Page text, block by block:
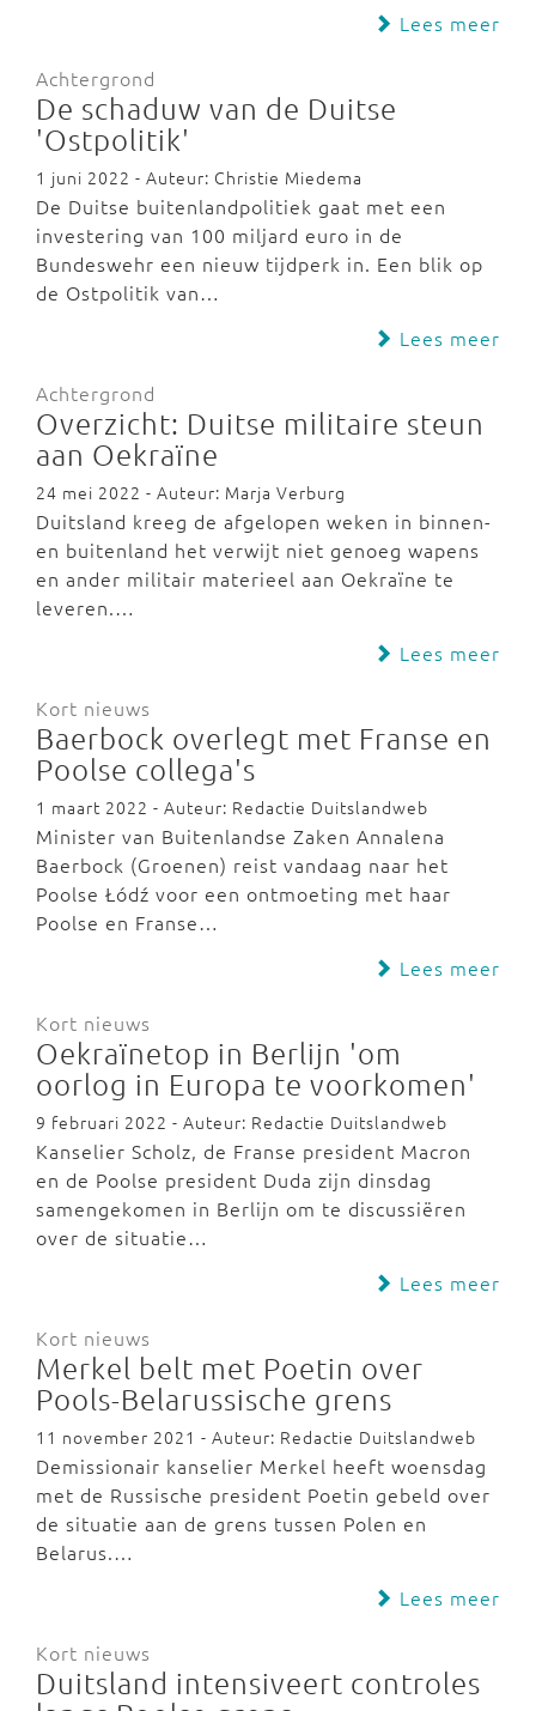
Lees meer
Achtergrond
De schaduw van de Duitse
'Ostpolitik'
1 juni 2022 - Auteur: Christie Miedema
De Duitse buitenlandpolitiek gaat met een
investering van 100 miljard euro in de
Bundeswehr een nieuw tijdperk in. Een blik op
de Ostpolitik van…
Lees meer
Achtergrond
Overzicht: Duitse militaire steun
aan Oekraïne
24 mei 2022 - Auteur: Marja Verburg
Duitsland kreeg de afgelopen weken in binnen-
en buitenland het verwijt niet genoeg wapens
en ander militair materieel aan Oekraïne te
leveren.…
Lees meer
Kort nieuws
Baerbock overlegt met Franse en
Poolse collega's
1 maart 2022 - Auteur: Redactie Duitslandweb
Minister van Buitenlandse Zaken Annalena
Baerbock (Groenen) reist vandaag naar het
Poolse Łódź voor een ontmoeting met haar
Poolse en Franse…
Lees meer
Kort nieuws
Oekraïnetop in Berlijn 'om
oorlog in Europa te voorkomen'
9 februari 2022 - Auteur: Redactie Duitslandweb
Kanselier Scholz, de Franse president Macron
en de Poolse president Duda zijn dinsdag
samengekomen in Berlijn om te discussiëren
over de situatie…
Lees meer
Kort nieuws
Merkel belt met Poetin over
Pools-Belarussische grens
11 november 2021 - Auteur: Redactie Duitslandweb
Demissionair kanselier Merkel heeft woensdag
met de Russische president Poetin gebeld over
de situatie aan de grens tussen Polen en
Belarus.…
Lees meer
Kort nieuws
Duitsland intensiveert controles